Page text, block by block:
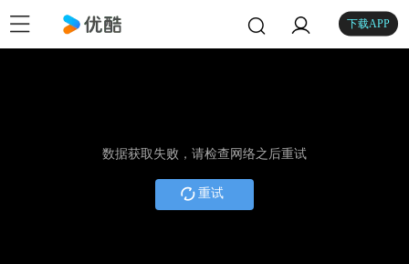
下载APP
数据获取失败，请检查网络之后重试
重试